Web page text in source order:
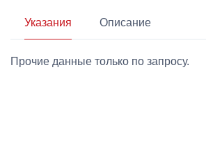
Указания Описание
Прочие данные только по запросу.